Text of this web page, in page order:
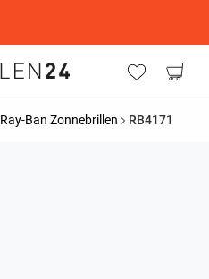
Ray-Ban Zonnebrillen RB4171